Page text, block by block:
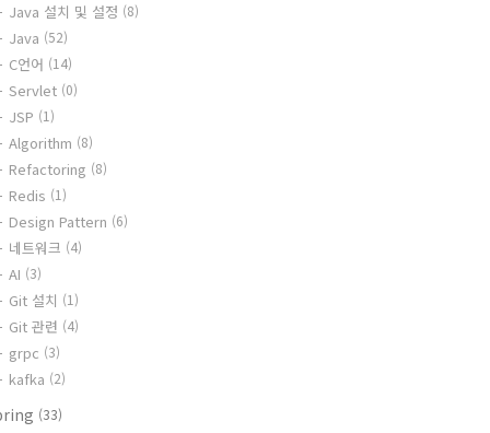
Java 설치 및 설정 (8)
Java (52)
C언어 (14)
Servlet (0)
JSP (1)
Algorithm (8)
Refactoring (8)
Redis (1)
Design Pattern (6)
네트워크 (4)
AI (3)
Git 설치 (1)
Git 관련 (4)
grpc (3)
kafka (2)
(33)